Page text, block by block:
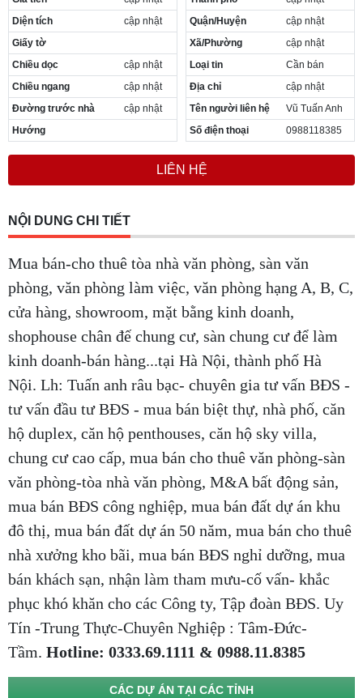
Cần thuê MBKD tại Phường Nghĩa Độ
Cần thuê MBKD tại Phường Phương Liệt
Cần thuê MBKD tại Phường Khương Đình
Cần thuê MBKD tại Phường Yên Sở
Cần thuê MBKD tại Phường Hoàng Liệt
Cần thuê MBKD tại Phường Định Công
Cần thuê MBKD tại Phường Tương Mai
Cần thuê MBKD tại Phường Vĩnh Hưng
Cần thuê MBKD tại Phường Lĩnh Nam
Cần thuê MBKD tại Phường Hồng Hà
Cần thuê MBKD tại Phường Văn Miếu
Cần thuê MBKD tại Phường Kim Liên
Cần thuê MBKD tại Phường Vĩnh Tuy
Diện tích
cập nhật
Giấy tờ
Chiều dọc
cập nhật
Chiều ngang
cập nhật
Đường trước nhà
cập nhật
Hướng
Quận/Huyện
cập nhật
Xã/Phường
cập nhật
Loại tin
Cần bán
Địa chỉ
cập nhật
Tên người liên hệ
Vũ Tuấn Anh
Số điện thoại
0988118385
LIÊN HỆ
NỘI DUNG CHI TIẾT
Mua bán-cho thuê tòa nhà văn phòng, sàn văn
phòng, văn phòng làm việc, văn phòng hạng A, B, C,
cửa hàng, showroom, mặt bằng kinh doanh,
shophouse chân đế chung cư, sàn chung cư để làm
kinh doanh-bán hàng...tại Hà Nội, thành phố Hà
Nội. Lh: Tuấn anh râu bạc- chuyên gia tư vấn BĐS -
tư vấn đầu tư BĐS - mua bán biệt thự, nhà phố, căn
hộ duplex, căn hộ penthouses, căn hộ sky villa,
chung cư cao cấp, mua bán cho thuê văn phòng-sàn
văn phòng-tòa nhà văn phòng, M&A bất động sản,
mua bán BĐS công nghiệp, mua bán đất dự án khu
đô thị, mua bán đất dự án 50 năm, mua bán cho thuê
nhà xưởng kho bãi, mua bán BĐS nghỉ dưỡng, mua
bán khách sạn, nhận làm tham mưu-cố vấn- khắc
phục khó khăn cho các Công ty, Tập đoàn BĐS. Uy
Tín -Trung Thực-Chuyên Nghiệp : Tâm-Đức-
Tầm. Hotline: 0333.69.1111 & 0988.11.8385
CÁC DỰ ÁN TẠI CÁC TỈNH